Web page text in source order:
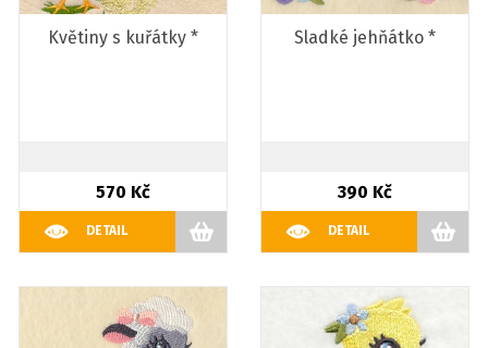
Květiny s kuřátky *
570 Kč
DETAIL
Sladké jehňátko *
390 Kč
DETAIL